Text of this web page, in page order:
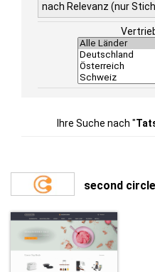
nach Relevanz (nur
Ihre Suche nach "
second circle